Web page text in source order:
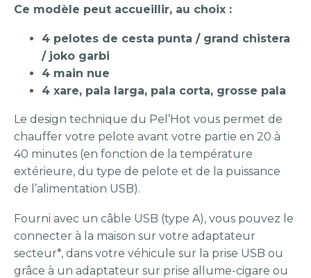
Ce modèle peut accueillir, au choix :
4 pelotes de cesta punta / grand chistera
/ joko garbi
4 main nue
4 xare, pala larga, pala corta, grosse pala
Le design technique du Pel’Hot vous permet de
chauffer votre pelote avant votre partie en 20 à
40 minutes (en fonction de la température
extérieure, du type de pelote et de la puissance
de l’alimentation USB).
Fourni avec un câble USB (type A), vous pouvez le
connecter à la maison sur votre adaptateur
secteur*, dans votre véhicule sur la prise USB ou
grâce à un adaptateur sur prise allume­-cigare ou